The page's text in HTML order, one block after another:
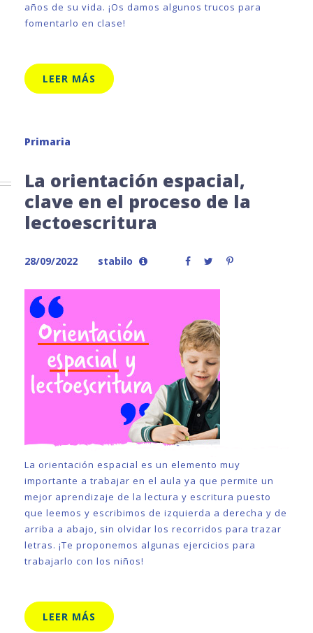
años de su vida. ¡Os damos algunos trucos para
fomentarlo en clase!
LEER MÁS
Primaria
La orientación espacial,
clave en el proceso de la
lectoescritura
28/09/2022 stabilo
La orientación espacial es un elemento muy
importante a trabajar en el aula ya que permite un
mejor aprendizaje de la lectura y escritura puesto
que leemos y escribimos de izquierda a derecha y de
arriba a abajo, sin olvidar los recorridos para trazar
letras. ¡Te proponemos algunas ejercicios para
trabajarlo con los niños!
LEER MÁS